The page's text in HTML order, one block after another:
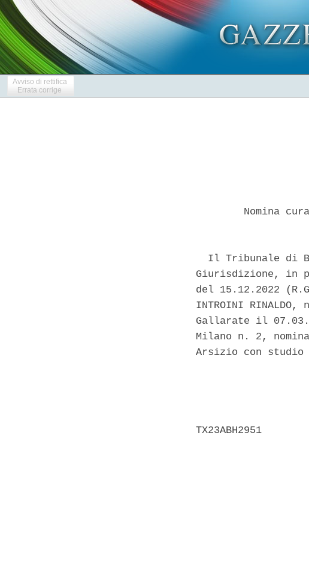
Avviso di rettifica
Errata corrige
Nomina
Il Tribunale di
Giurisdizione, in
del 15.12.2022
INTROINI
Gallarate il
Milano n. 2,
Arsizio con studio